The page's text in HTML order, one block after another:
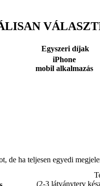
Egyszeri díjak
iPhone
mobil alkalmazás
de ha teljesen egyedi
(2-3 látványterv